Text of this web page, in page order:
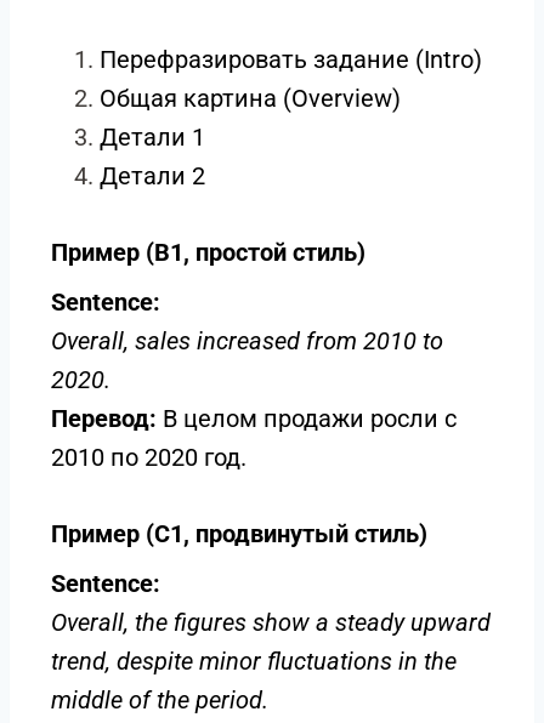
Перефразировать задание (Intro)
Общая картина (Overview)
Детали 1
Детали 2
Пример (B1, простой стиль)
Sentence:
Overall, sales increased from 2010 to
2020.
Перевод: В целом продажи росли с
2010 по 2020 год.
Пример (C1, продвинутый стиль)
Sentence:
Overall, the figures show a steady upward
trend, despite minor fluctuations in the
middle of the period.